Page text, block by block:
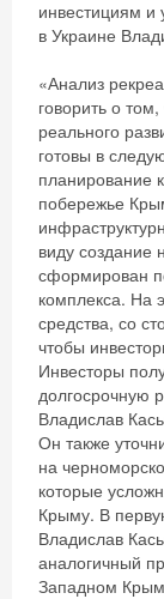
инвестициям
в Украине
«Анализ
говорить о
реального
готовы в
планирование
побережье
виду создание
сформирован
комплекса. На
средства, со
чтобы
Инвесторы
долгосрочную
Владислав
Он также
на
которые
Крыму. В
Владислав
аналогичный
Западном